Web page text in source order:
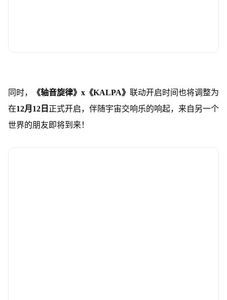
同时， 《轴音旋律》x《KALPA》 联动开启时间也将调整为
在12月12日 正式开启，伴随宇宙交响乐的响起，来自另一个
世界的朋友即将到来！